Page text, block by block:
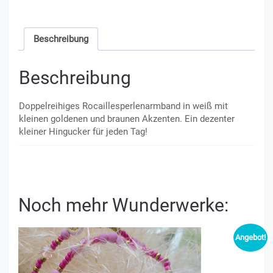
Beschreibung
Beschreibung
Doppelreihiges Rocaillesperlenarmband in weiß mit
kleinen goldenen und braunen Akzenten. Ein dezenter
kleiner Hingucker für jeden Tag!
Noch mehr Wunderwerke:
Angebot!